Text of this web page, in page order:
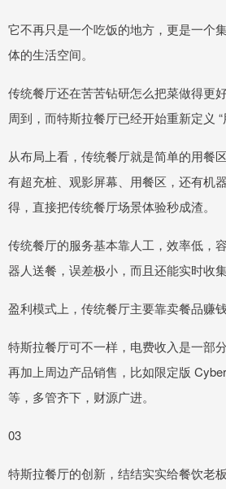
它不再只是一个吃饭的地方，更是一个
体的生活空间。
传统餐厅还在苦苦钻研怎么把菜做得更
周到，而特斯拉餐厅已经开始重新定义 “
从布局上看，传统餐厅就是简单的用餐
有超充桩、观影屏幕、用餐区，还有机
得，直接把传统餐厅场景体验秒成渣。
传统餐厅的服务基本靠人工，效率低，
器人送餐，误差极小，而且还能实时收
盈利模式上，传统餐厅主要靠卖餐品赚
特斯拉餐厅可不一样，电费收入是一部
再加上周边产品销售，比如限定版
等，多管齐下，财源广进。
03
特斯拉餐厅的创新，结结实实给餐饮老